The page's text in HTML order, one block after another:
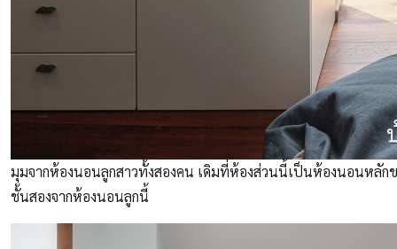
มุมจากห้องนอนลูกสาวทั้งสองคน เดิมที่ห้องส่วนนี้เป็นห้องนอนหลั
ชั้นสองจากห้องนอนลูกนี้